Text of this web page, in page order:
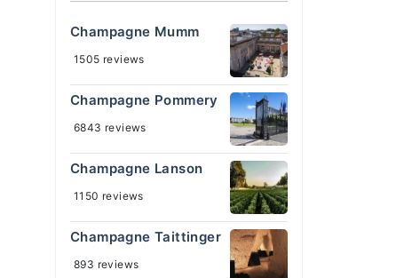
Champagne Mumm
1505 reviews
Champagne Pommery
6843 reviews
Champagne Lanson
1150 reviews
Champagne Taittinger
893 reviews